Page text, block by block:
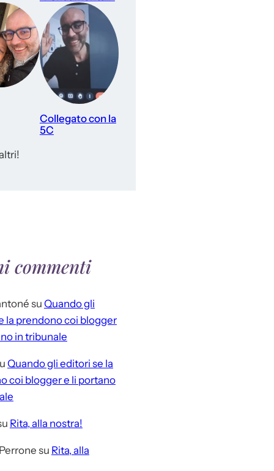
Collegato con la
5C
commenti
su Quando gli
la prendono coi blogger
in tribunale
Quando gli editori se la
coi blogger e li portano
Rita, alla nostra!
su Rita, alla